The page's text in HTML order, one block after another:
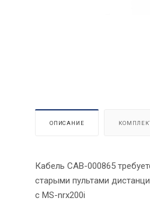
ОПИСАНИЕ
Кабель CAB-000865
старыми пультами
с MS-nrx200i